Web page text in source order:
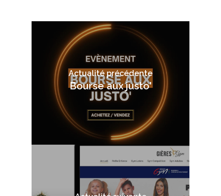
Actualité précédente
Bourse aux justo'